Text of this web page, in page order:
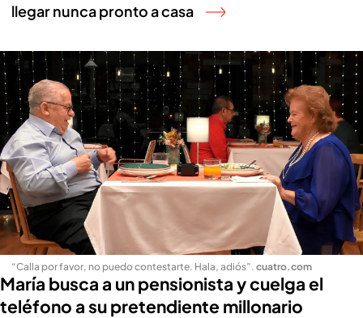
llegar nunca pronto a casa
“Calla por favor, no puedo contestarte. Hala, adiós”. cuatro.com
María busca a un pensionista y cuelga el
teléfono a su pretendiente millonario